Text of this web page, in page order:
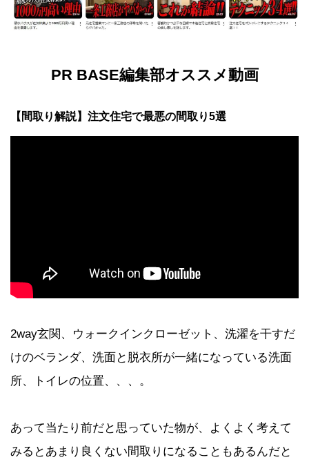
PR BASE編集部オススメ動画
【間取り解説】注文住宅で最悪の間取り5選
2way玄関、ウォークインクローゼット、洗濯を干すだ
けのベランダ、洗面と脱衣所が一緒になっている洗面
所、トイレの位置、、、。
あって当たり前だと思っていた物が、よくよく考えて
みるとあまり良くない間取りになることもあるんだと